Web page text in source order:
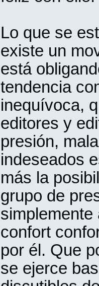
Lo que se
existe un
está
tendencia
inequívoca,
editores y
presión,
indeseados
más la
grupo de
simplemente
confort
por él. Que
se ejerce